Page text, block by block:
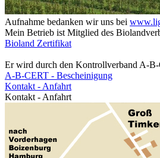
Aufnahme bedanken wir uns bei
Mein Betrieb ist Mitglied des
Bioland Zertifikat
Er wird durch den Kontrollverband A-
A-B-CERT - Bescheinigung
Kontakt - Anfahrt
Kontakt - Anfahrt